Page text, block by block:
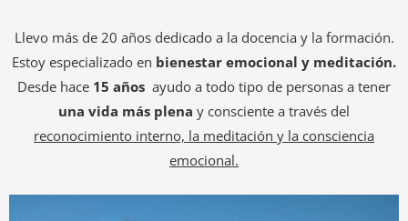
Llevo más de 20 años dedicado a la docencia y la formación.
Estoy especializado en bienestar emocional y meditación.
Desde hace 15 años ayudo a todo tipo de personas a tener
una vida más plena y consciente a través del
reconocimiento interno, la meditación y la consciencia
emocional.